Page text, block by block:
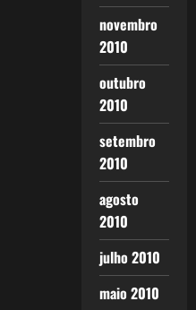
novembro
2010
outubro
2010
setembro
2010
agosto
2010
julho 2010
maio 2010